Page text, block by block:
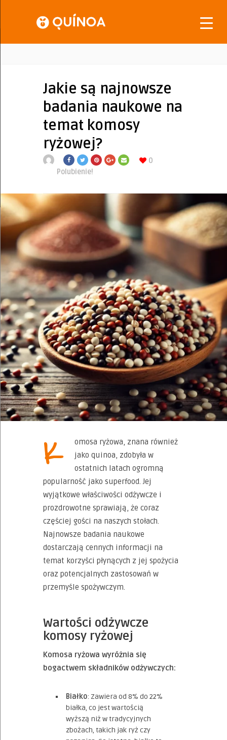
Jakie są najnowsze
badania naukowe na
temat komosy
ryżowej?
0
Polubienie!
K
omosa ryżowa, znana również
jako quinoa, zdobyła w
ostatnich latach ogromną
popularność jako superfood. Jej
wyjątkowe właściwości odżywcze i
prozdrowotne sprawiają, że coraz
częściej gości na naszych stołach.
Najnowsze badania naukowe
dostarczają cennych informacji na
temat korzyści płynących z jej spożycia
oraz potencjalnych zastosowań w
przemyśle spożywczym.
Wartości odżywcze
komosy ryżowej
Komosa ryżowa wyróżnia się
bogactwem składników odżywczych:
Białko: Zawiera od 8% do 22%
białka, co jest wartością
wyższą niż w tradycyjnych
zbożach, takich jak ryż czy